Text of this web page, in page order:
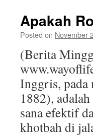
Apakah
Posted on November
(Berita
Inggris, pada
1882),
sana efektif
khotbah di